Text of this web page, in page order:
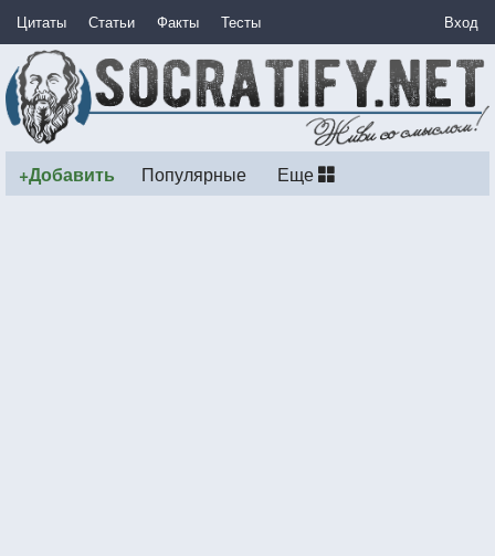
Цитаты Статьи Факты Тесты Вход
+Добавить Популярные Еще